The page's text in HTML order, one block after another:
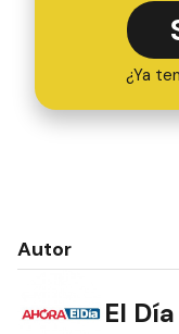
¿Ya
Autor
El